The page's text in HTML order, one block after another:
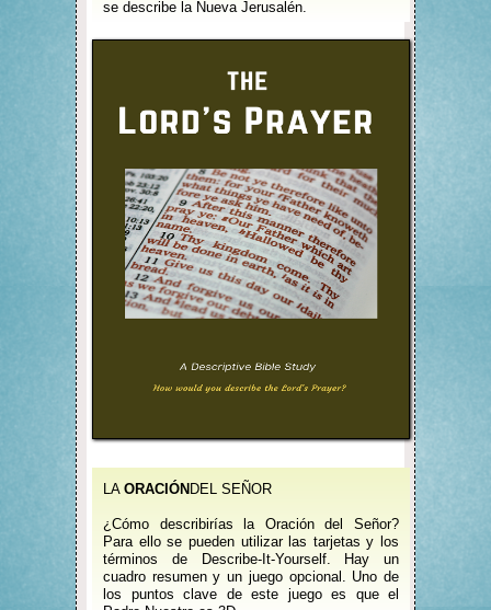
se describe la Nueva Jerusalén.
LA ORACIÓN DEL SEÑOR
¿Cómo describirías la Oración del Señor?
Para ello se pueden utilizar las tarjetas y los
términos de Describe-It-Yourself. Hay un
cuadro resumen y un juego opcional. Uno de
los puntos clave de este juego es que el